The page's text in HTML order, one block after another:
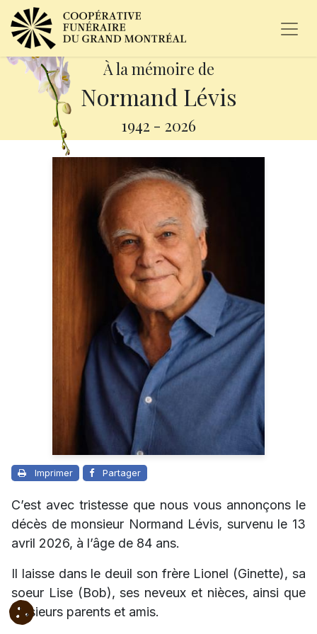
À la mémoire de
Normand Lévis
1942 - 2026
Imprimer Partager
C’est avec tristesse que nous vous annonçons le
décès de monsieur Normand Lévis, survenu le 13
avril 2026, à l’âge de 84 ans.
Il laisse dans le deuil son frère Lionel (Ginette), sa
soeur Lise (Bob), ses neveux et nièces, ainsi que
plusieurs parents et amis.